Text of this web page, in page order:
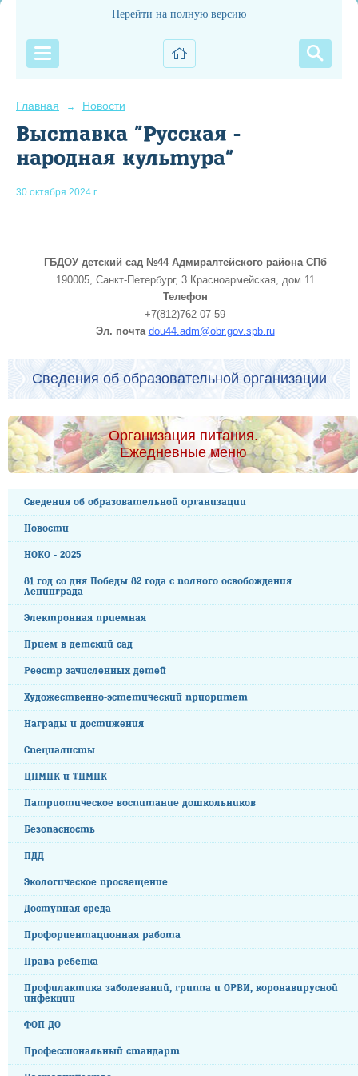
Перейти на полную версию
Главная → Новости
Выставка "Русская -
народная культура"
30 октября 2024 г.
ГБДОУ детский сад №44 Адмиралтейского района СПб
190005, Санкт-Петербург, 3 Красноармейская, дом 11
Телефон
+7(812)762-07-59
Эл. почта dou44.adm@obr.gov.spb.ru
Сведения об образовательной организации
Организация питания.
Ежедневные меню
Сведения об образовательной организации
Новости
НОКО - 2025
81 год со дня Победы 82 года с полного освобождения
Ленинграда
Электронная приемная
Прием в детский сад
Реестр зачисленных детей
Художественно-эстетический приоритет
Награды и достижения
Специалисты
ЦПМПК и ТПМПК
Патриотическое воспитание дошкольников
Безопасность
ПДД
Экологическое просвещение
Доступная среда
Профориентационная работа
Права ребенка
Профилактика заболеваний, гриппа и ОРВИ, коронавирусной
инфекции
ФОП ДО
Профессиональный стандарт